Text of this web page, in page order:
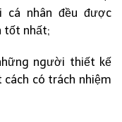
nhân đều được
tốt nhất;
người thiết kế
cách có trách nhiệm